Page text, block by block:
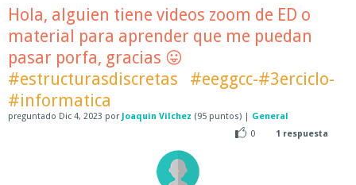
Hola, alguien tiene videos zoom de ED o
material para aprender que me puedan
pasar porfa, gracias 😛
#estructurasdiscretas
#eeggcc-#3erciclo-
#informatica
preguntado Dic 4, 2023 por Joaquin Vilchez (95 puntos) | General
0
1 respuesta